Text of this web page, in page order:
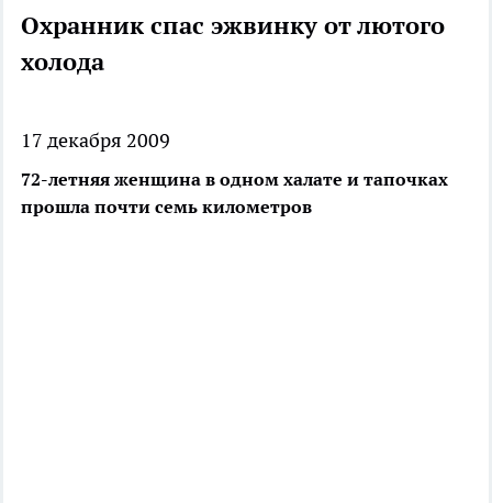
Охранник спас эжвинку от лютого
холода
17 декабря 2009
72-летняя женщина в одном халате и тапочках
прошла почти семь километров